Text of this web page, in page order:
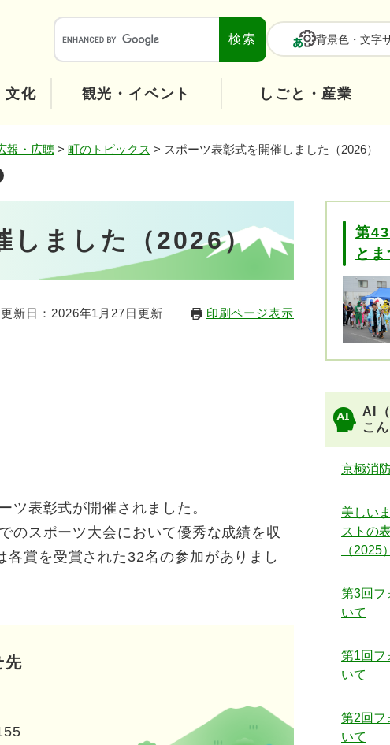
本
へ
背景色・文字
文化 観光・イベント しごと・産業
報・広聴 > 町のトピックス > スポーツ表彰式を開催しました（2026）
しました（2026）
更新日：2026年1月27日更新 印刷ページ表示
表彰式が開催されました。
スポーツ大会において優秀な成績を収
賞を受賞された32名の参加がありまし
先
第
とま
AI
こ
京極消
美しい
ストの
（2025）
第3回フ
いて
第1回フ
いて
第2回フ
いて